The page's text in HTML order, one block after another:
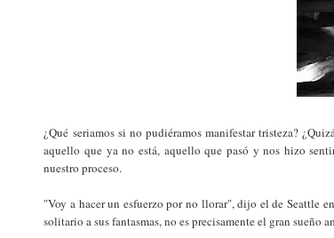
¿Qué seriamos si no pudiéramos manifestar tristeza?
aquello que ya no está, aquello que pasó y nos hizo
nuestro proceso.
"Voy a hacer un esfuerzo por no llorar", dijo el de Seattle
solitario a sus fantasmas, no es precisamente el gran sueño